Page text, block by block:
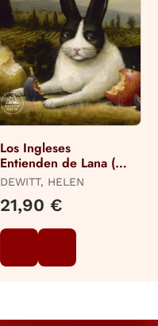
Los Ingleses
Entienden de Lana (Y
Otros Trucos)
DEWITT, HELEN
21,90 €